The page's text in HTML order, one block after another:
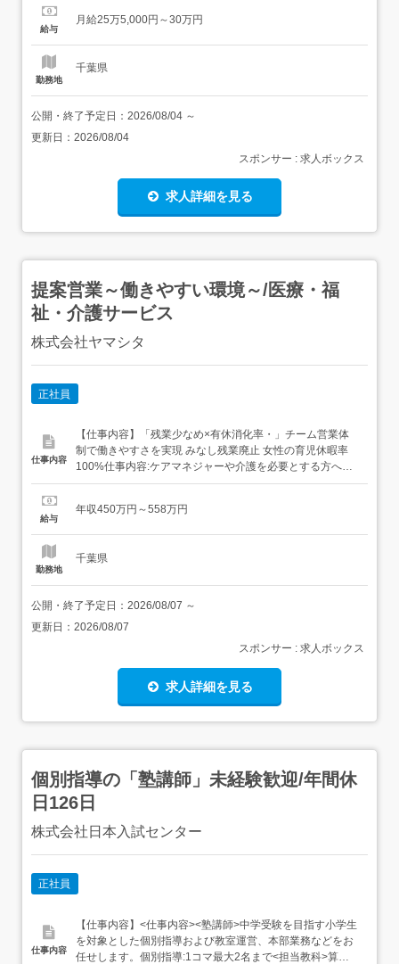
勉強を教える…だけではなく、小・中学生の成長を見守
給与
月給25万5,000円～30万円
勤務地
千葉県
公開・終了予定日： 2026/08/04 ～
更新日： 2026/08/04
スポンサー : 求人ボックス
求人詳細を見る
提案営業～働きやすい環境～/医療・福
祉・介護サービス
株式会社ヤマシタ
正社員
仕事内容
【仕事内容】「残業少なめ×有休消化率・」チーム営業体
制で働きやすさを実現 みなし残業廃止 女性の育児休暇率
100%仕事内容:ケアマネジャーや介護を必要とする方へ、
杖や車いす、電動ベッドなどの介護用品を提案していただ
な介護保険サービスを受けられるよう、ケアプランの作成
給与
年収450万円～558万円
勤務地
千葉県
公開・終了予定日： 2026/08/07 ～
更新日： 2026/08/07
スポンサー : 求人ボックス
求人詳細を見る
個別指導の「塾講師」未経験歓迎/年間休
日126日
株式会社日本入試センター
正社員
仕事内容
【仕事内容】<仕事内容><塾講師>中学受験を目指す小学生
を対象とした個別指導および教室運営、本部業務などをお
任せします。個別指導:1コマ最大2名まで<担当教科>算